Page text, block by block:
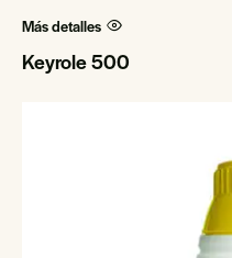
Más detalles
Keyrole 500